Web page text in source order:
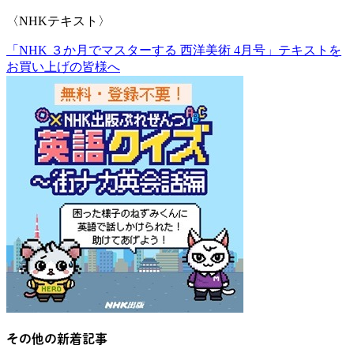
〈NHKテキスト〉
「NHK ３か月でマスターする 西洋美術 4月号」テキストを
お買い上げの皆様へ
その他の新着記事